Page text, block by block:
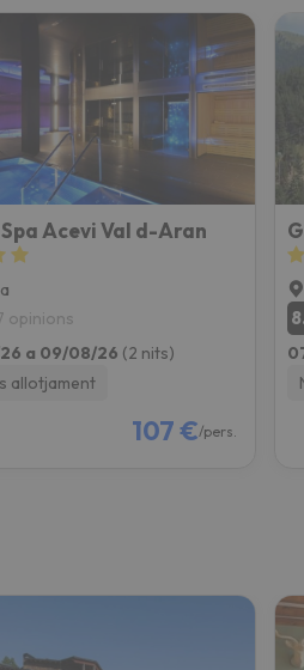
Acevi Val d-Aran
opinions
a 09/08/26 (2 nits)
allotjament
107 €/pers.